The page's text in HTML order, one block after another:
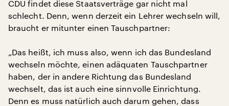
CDU findet diese Staatsverträge gar nicht mal
schlecht. Denn, wenn derzeit ein Lehrer wechseln will,
braucht er mitunter einen Tauschpartner:
„Das heißt, ich muss also, wenn ich das Bundesland
wechseln möchte, einen adäquaten Tauschpartner
haben, der in andere Richtung das Bundesland
wechselt, das ist auch eine sinnvolle Einrichtung.
Denn es muss natürlich auch darum gehen, dass